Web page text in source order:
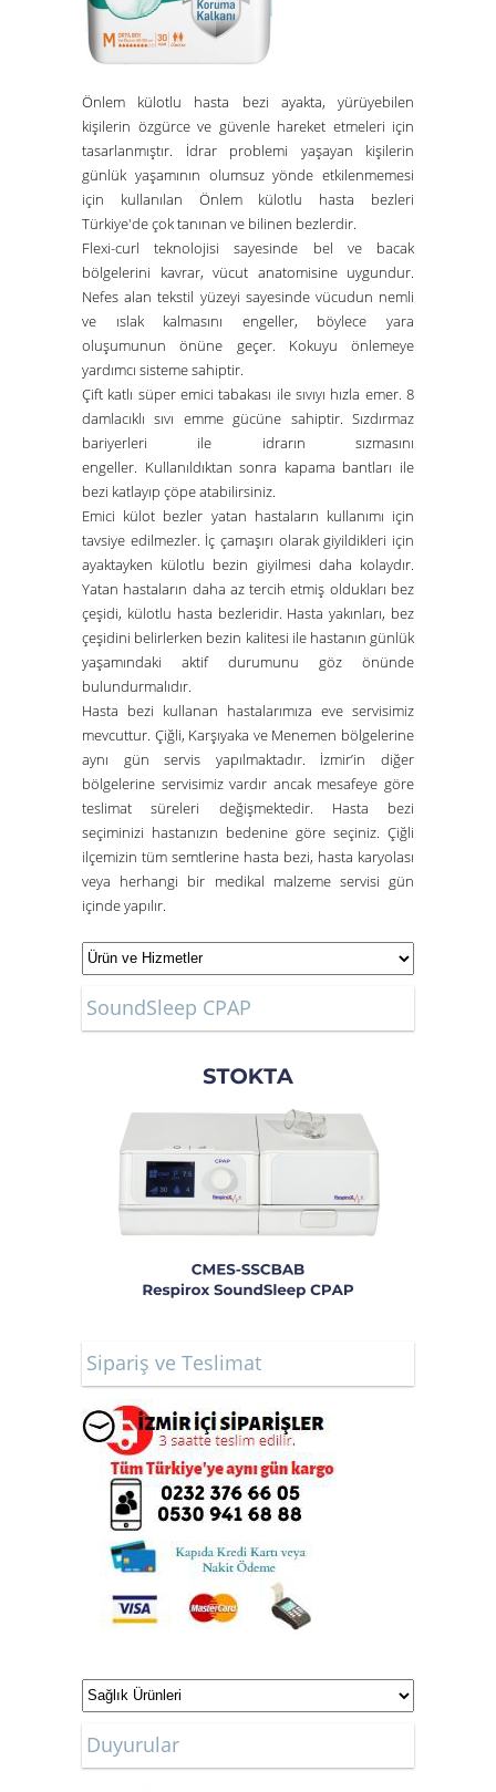
Önlem külotlu hasta bezi ayakta, yürüyebilen
kişilerin özgürce ve güvenle hareket etmeleri için
tasarlanmıştır. İdrar problemi yaşayan kişilerin
günlük yaşamının olumsuz yönde etkilenmemesi
için kullanılan Önlem külotlu hasta bezleri
Türkiye'de çok tanınan ve bilinen bezlerdir.
Flexi-curl teknolojisi sayesinde bel ve bacak
bölgelerini kavrar, vücut anatomisine uygundur.
Nefes alan tekstil yüzeyi sayesinde vücudun nemli
ve ıslak kalmasını engeller, böylece yara
oluşumunun önüne geçer. Kokuyu önlemeye
yardımcı sisteme sahiptir.
Çift katlı süper emici tabakası ile sıvıyı hızla emer. 8
damlacıklı sıvı emme gücüne sahiptir. Sızdırmaz
bariyerleri ile idrarın sızmasını
engeller. Kullanıldıktan sonra kapama bantları ile
bezi katlayıp çöpe atabilirsiniz.
Emici külot bezler yatan hastaların kullanımı için
tavsiye edilmezler. İç çamaşırı olarak giyildikleri için
ayaktayken külotlu bezin giyilmesi daha kolaydır.
Yatan hastaların daha az tercih etmiş oldukları bez
çeşidi, külotlu hasta bezleridir. Hasta yakınları, bez
çeşidini belirlerken bezin kalitesi ile hastanın günlük
yaşamındaki aktif durumunu göz önünde
bulundurmalıdır.
Hasta bezi kullanan hastalarımıza eve servisimiz
mevcuttur. Çiğli, Karşıyaka ve Menemen bölgelerine
aynı gün servis yapılmaktadır. İzmir’in diğer
bölgelerine servisimiz vardır ancak mesafeye göre
teslimat süreleri değişmektedir. Hasta bezi
seçiminizi hastanızın bedenine göre seçiniz. Çiğli
ilçemizin tüm semtlerine hasta bezi, hasta karyolası
veya herhangi bir medikal malzeme servisi gün
içinde yapılır.
SoundSleep CPAP
Sipariş ve Teslimat
Duyurular
MAĞAZAMIZ